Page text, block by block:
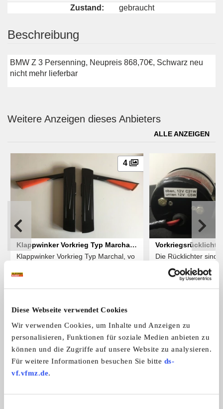
Diese Webseite verwendet Cookies
Wir verwenden Cookies, um Inhalte und Anzeigen zu
personalisieren, Funktionen für soziale Medien anbieten zu
können und die Zugriffe auf unsere Website zu analysieren.
Für weitere Informationen besuchen Sie bitte ds-
vf.vfmz.de.
Zustand:
gebraucht
Beschreibung
BMW Z 3 Persenning, Neupreis 868,70€, Schwarz neu
nicht mehr lieferbar
Weitere Anzeigen dieses Anbieters
ALLE ANZEIGEN
4
Klappwinker Vorkrieg Typ Marchal,
voll funktionsfähig
Klappwinker Vorkrieg Typ Marchal, vo
integriertem
Rückstrahler und
Die Rücklichter sind
ALLE ANZEIGEN
10